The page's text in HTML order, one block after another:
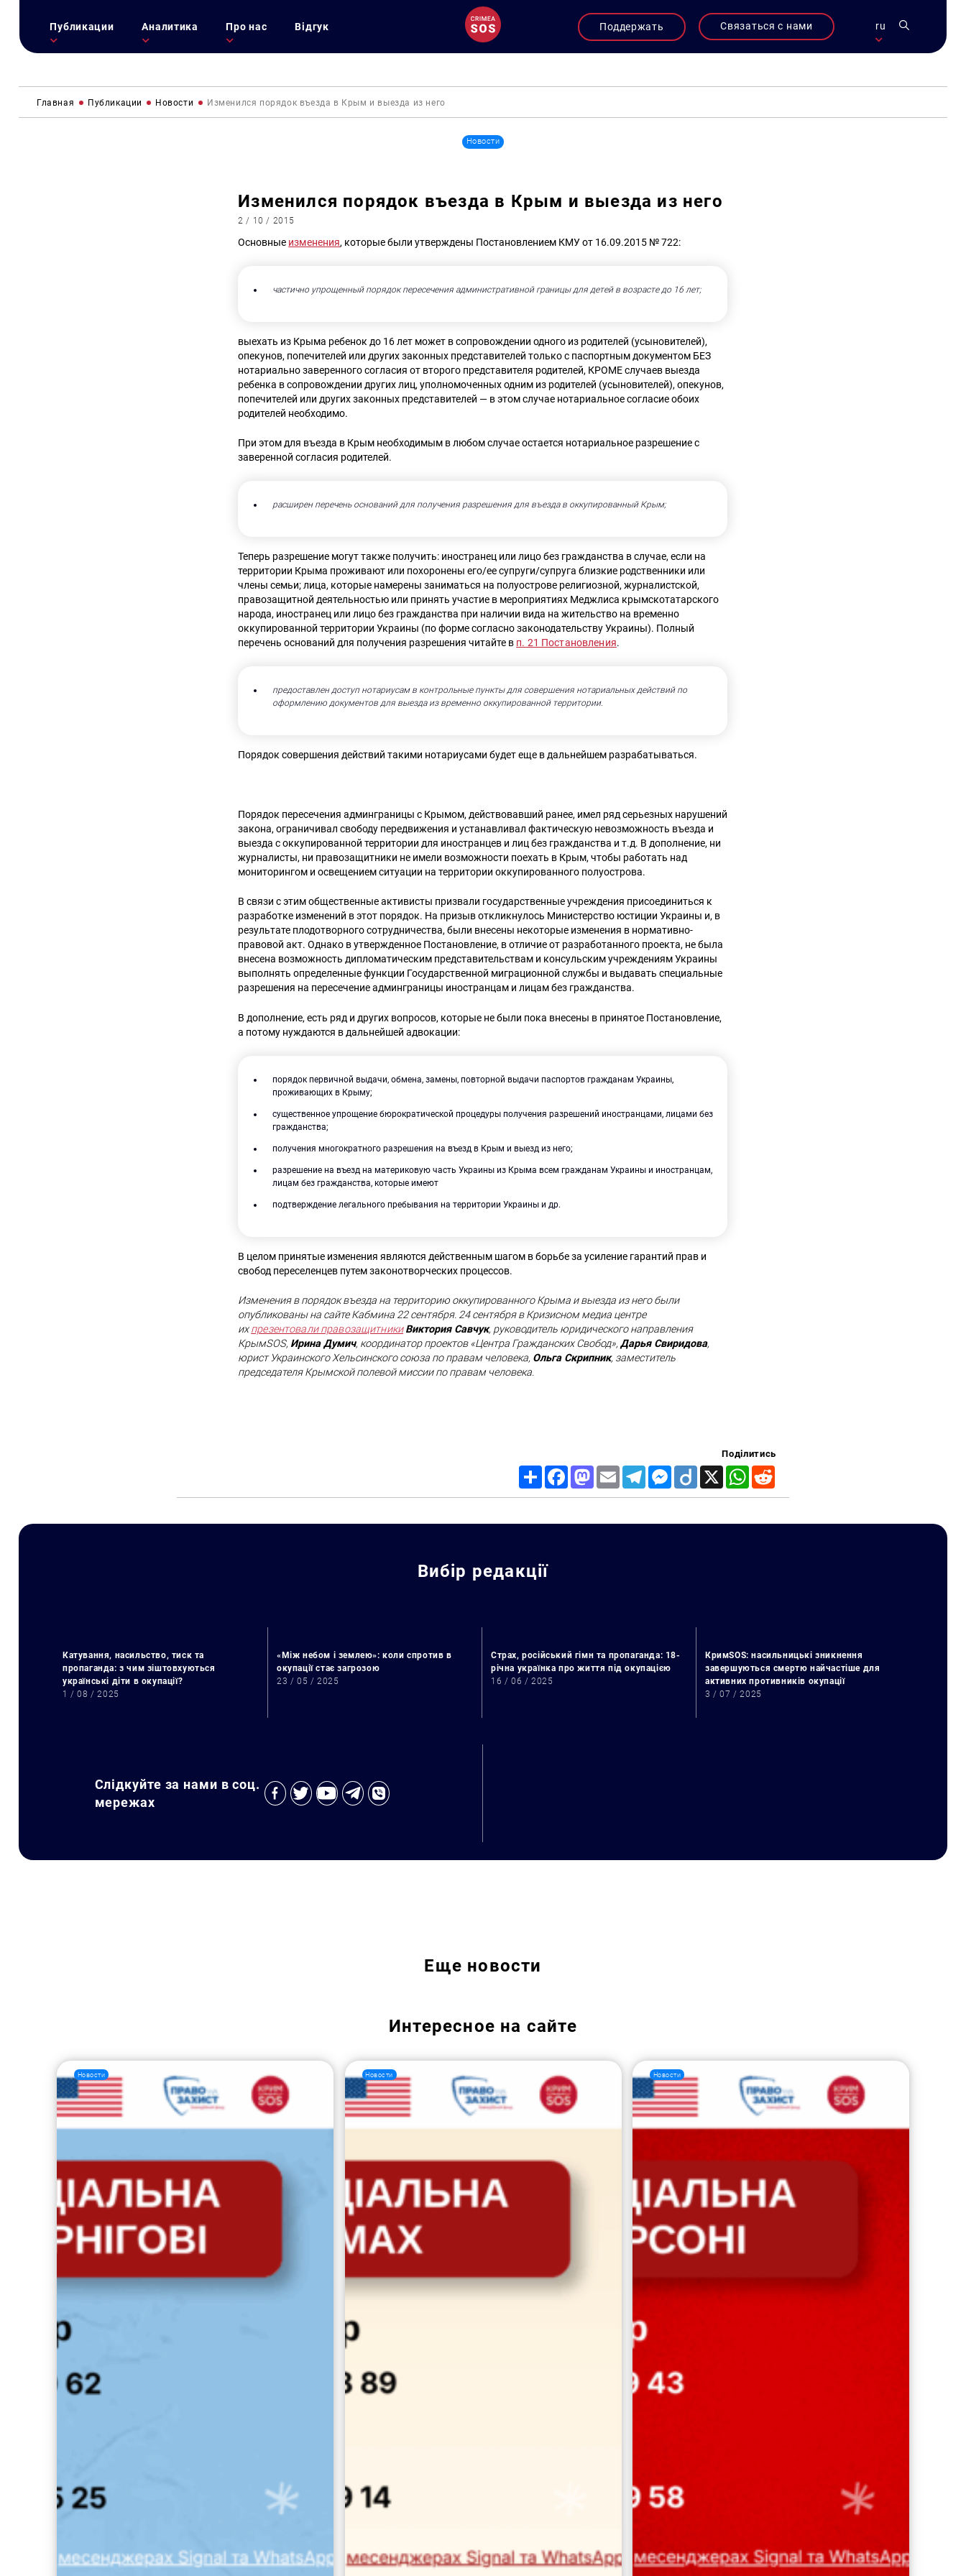
Публикации Аналитика Про нас Відгук Поддержать Связаться с нами ru
Главная Публикации Новости Изменился порядок въезда в Крым и выезда из него
Новости
Изменился порядок въезда в Крым и выезда из него
2 / 10 / 2015
Основные изменения, которые были утверждены Постановлением КМУ от 16.09.2015 № 722:
частично упрощенный порядок пересечения административной границы для детей в возрасте до 16 лет;
выехать из Крыма ребенок до 16 лет может в сопровождении одного из родителей (усыновителей),
опекунов, попечителей или других законных представителей только с паспортным документом БЕЗ
нотариально заверенного согласия от второго представителя родителей, КРОМЕ случаев выезда
ребенка в сопровождении других лиц, уполномоченных одним из родителей (усыновителей), опекунов,
попечителей или других законных представителей — в этом случае нотариальное согласие обоих
родителей необходимо.
При этом для въезда в Крым необходимым в любом случае остается нотариальное разрешение с
заверенной согласия родителей.
расширен перечень оснований для получения разрешения для въезда в оккупированный Крым;
Теперь разрешение могут также получить: иностранец или лицо без гражданства в случае, если на
территории Крыма проживают или похоронены его/ее супруги/супруга близкие родственники или
члены семьи; лица, которые намерены заниматься на полуострове религиозной, журналистской,
правозащитной деятельностью или принять участие в мероприятиях Меджлиса крымскотатарского
народа, иностранец или лицо без гражданства при наличии вида на жительство на временно
оккупированной территории Украины (по форме согласно законодательству Украины). Полный
перечень оснований для получения разрешения читайте в п. 21 Постановления.
предоставлен доступ нотариусам в контрольные пункты для совершения нотариальных действий по
оформлению документов для выезда из временно оккупированной территории.
Порядок совершения действий такими нотариусами будет еще в дальнейшем разрабатываться.
Порядок пересечения админграницы с Крымом, действовавший ранее, имел ряд серьезных нарушений
закона, ограничивал свободу передвижения и устанавливал фактическую невозможность въезда и
выезда с оккупированной территории для иностранцев и лиц без гражданства и т.д. В дополнение, ни
журналисты, ни правозащитники не имели возможности поехать в Крым, чтобы работать над
мониторингом и освещением ситуации на территории оккупированного полуострова.
В связи с этим общественные активисты призвали государственные учреждения присоединиться к
разработке изменений в этот порядок. На призыв откликнулось Министерство юстиции Украины и, в
результате плодотворного сотрудничества, были внесены некоторые изменения в нормативно-
правовой акт. Однако в утвержденное Постановление, в отличие от разработанного проекта, не была
внесена возможность дипломатическим представительствам и консульским учреждениям Украины
выполнять определенные функции Государственной миграционной службы и выдавать специальные
разрешения на пересечение админграницы иностранцам и лицам без гражданства.
В дополнение, есть ряд и других вопросов, которые не были пока внесены в принятое Постановление,
а потому нуждаются в дальнейшей адвокации:
порядок первичной выдачи, обмена, замены, повторной выдачи паспортов гражданам Украины,
проживающих в Крыму;
существенное упрощение бюрократической процедуры получения разрешений иностранцами, лицами без
гражданства;
получения многократного разрешения на въезд в Крым и выезд из него;
разрешение на въезд на материковую часть Украины из Крыма всем гражданам Украины и иностранцам,
лицам без гражданства, которые имеют
подтверждение легального пребывания на территории Украины и др.
В целом принятые изменения являются действенным шагом в борьбе за усиление гарантий прав и
свобод переселенцев путем законотворческих процессов.
Изменения в порядок въезда на территорию оккупированного Крыма и выезда из него были
опубликованы на сайте Кабмина 22 сентября. 24 сентября в Кризисном медиа центре
ихпрезентовали правозащитники Виктория Савчук, руководитель юридического направления
КрымSOS, Ирина Думич, координатор проектов «Центра Гражданских Свобод»,Дарья Свиридова,
юрист Украинского Хельсинского союза по правам человека, Ольга Скрипник, заместитель
председателя Крымской полевой миссии по правам человека.
Поділитись
Share FacebookMastodon
Email TelegramMessenger
Diigo X WhatsApp
Вибір редакції
Катування, насильство, тиск та
пропаганда: з чим зіштовхуються
українські діти в окупації?
1 / 08 / 2025
«Між небом і землею»: коли спротив в
окупації стає загрозою
23 / 05 / 2025
Страх, російський гімн та пропаганда: 18-
річна українка про життя під окупацією
16 / 06 / 2025
КримSOS: насильницькі зникнення
завершуються смертю найчастіше для
активних противників окупації
3 / 07 / 2025
Слідкуйте за нами в соц.
мережах
Еще новости
Интересное на сайте
Новости Новости Новости